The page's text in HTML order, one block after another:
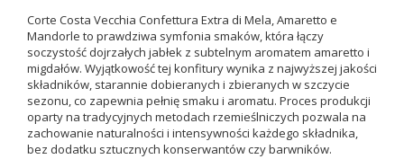
Corte Costa Vecchia Confettura Extra di Mela, Amaretto e
Mandorle to prawdziwa symfonia smaków, która łączy
soczystość dojrzałych jabłek z subtelnym aromatem amaretto i
migdałów. Wyjątkowość tej konfitury wynika z najwyższej jakości
składników, starannie dobieranych i zbieranych w szczycie
sezonu, co zapewnia pełnię smaku i aromatu. Proces produkcji
oparty na tradycyjnych metodach rzemieślniczych pozwala na
zachowanie naturalności i intensywności każdego składnika,
bez dodatku sztucznych konserwantów czy barwników.